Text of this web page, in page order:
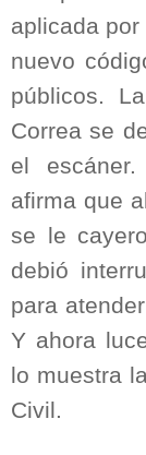
aplicada
nuevo
públicos.
Correa se
el
afirma que
se le
debió
para
Y ahora
lo muestra
Civil.